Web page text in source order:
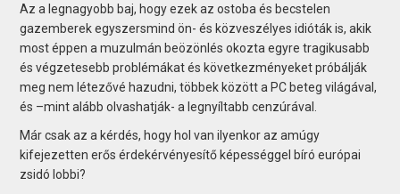
Az a legnagyobb baj, hogy ezek az ostoba és becstelen
gazemberek egyszersmind ön- és közveszélyes idióták is, akik
most éppen a muzulmán beözönlés okozta egyre tragikusabb
és végzetesebb problémákat és következményeket próbálják
meg nem létezővé hazudni, többek között a PC beteg világával,
és –mint alább olvashatják- a legnyíltabb cenzúrával.
Már csak az a kérdés, hogy hol van ilyenkor az amúgy
kifejezetten erős érdekérvényesítő képességgel bíró európai
zsidó lobbi?